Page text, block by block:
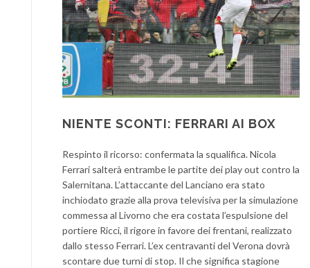
NIENTE SCONTI: FERRARI AI BOX
Respinto il ricorso: confermata la squalifica. Nicola
Ferrari salterà entrambe le partite dei play out contro la
Salernitana. L’attaccante del Lanciano era stato
inchiodato grazie alla prova televisiva per la simulazione
commessa al Livorno che era costata l’espulsione del
portiere Ricci, il rigore in favore dei frentani, realizzato
dallo stesso Ferrari. L’ex centravanti del Verona dovrà
scontare due turni di stop. Il che significa stagione